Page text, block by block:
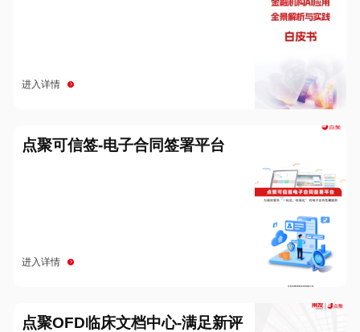
进入详情
点聚可信签-电子合同签署平台
进入详情
点聚OFD临床文档中心-满足新评